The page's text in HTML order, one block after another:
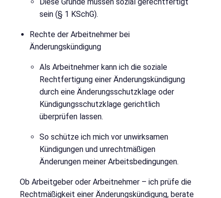
sein (§ 1 KSchG).
Rechte der Arbeitnehmer bei
Änderungskündigung
Als Arbeitnehmer kann ich die soziale
Rechtfertigung einer Änderungskündigung
durch eine Änderungsschutzklage oder
Kündigungsschutzklage gerichtlich
überprüfen lassen.
So schütze ich mich vor unwirksamen
Kündigungen und unrechtmäßigen
Änderungen meiner Arbeitsbedingungen.
Ob Arbeitgeber oder Arbeitnehmer – ich prüfe die
Rechtmäßigkeit einer Änderungskündigung, berate